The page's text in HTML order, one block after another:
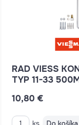
RAD VIESS
TYP 11-33
10,80 €